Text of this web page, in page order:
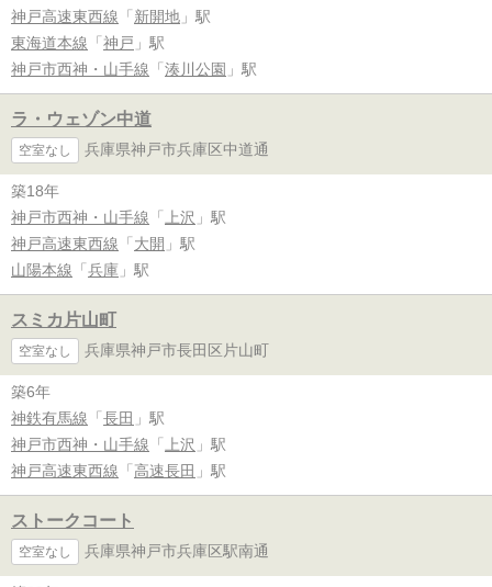
神戸高速東西線 「 新開地 」駅
東海道本線 「 神戸 」駅
神戸市西神・山手線 「 湊川公園 」駅
ラ・ウェゾン中道
空室なし 兵庫県神戸市兵庫区中道通
築18年
神戸市西神・山手線 「 上沢 」駅
神戸高速東西線 「 大開 」駅
山陽本線 「 兵庫 」駅
スミカ片山町
空室なし 兵庫県神戸市長田区片山町
築6年
神鉄有馬線 「 長田 」駅
神戸市西神・山手線 「 上沢 」駅
神戸高速東西線 「 高速長田 」駅
ストークコート
空室なし 兵庫県神戸市兵庫区駅南通